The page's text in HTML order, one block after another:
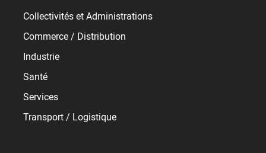
Collectivités et Administrations
Commerce / Distribution
Industrie
Santé
Services
Transport / Logistique